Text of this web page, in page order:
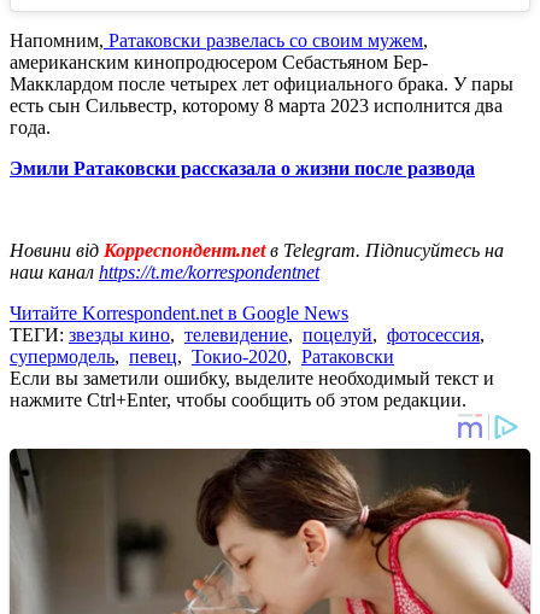
Напомним, Ратаковски развелась со своим мужем,
американским кинопродюсером Себастьяном Бер-
Макклардом после четырех лет официального брака. У пары
есть сын Сильвестр, которому 8 марта 2023 исполнится два
года.
Эмили Ратаковски рассказала о жизни после развода
Новини від Корреспондент.netв Telegram. Підписуйтесь на
наш канал https://t.me/korrespondentnet
Читайте Korrespondent.net в Google News
ТЕГИ: звезды кино, телевидение, поцелуй, фотосессия,
супермодель, певец, Токио-2020, Ратаковски
Если вы заметили ошибку, выделите необходимый текст и
нажмите Ctrl+Enter, чтобы сообщить об этом редакции.